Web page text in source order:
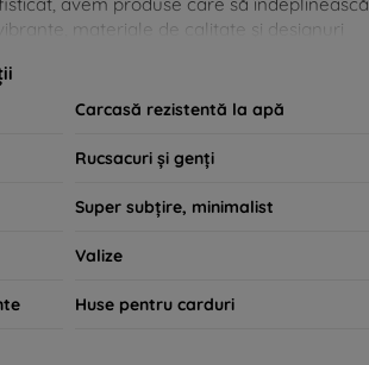
materiale de calitate și designuri
Carcasă rezistentă la apă
Rucsacuri și genți
Super subțire, minimalist
Valize
Huse pentru carduri